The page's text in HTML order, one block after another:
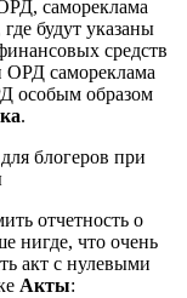
самореклама
будут указаны
средств
ОРД самореклама
особым образом
.
отчетность о
нигде, что очень
акт с нулевыми
Акты: